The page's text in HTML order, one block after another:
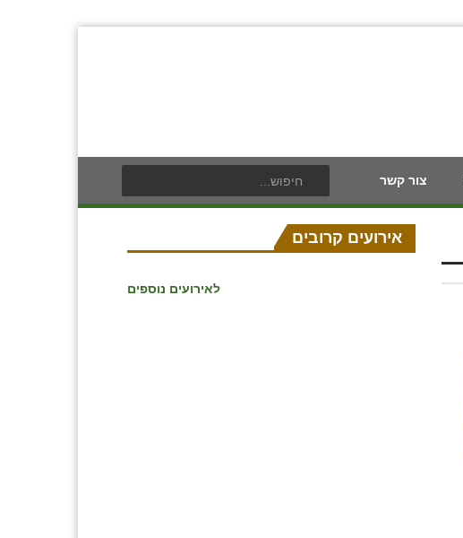
צור קשר
אירועים קרובים
לאירועים נוספים